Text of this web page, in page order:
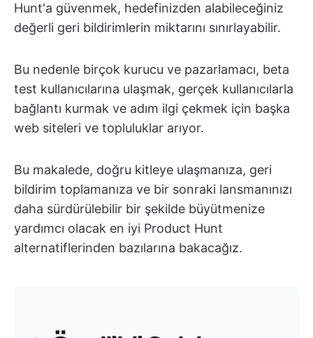
Hunt'a güvenmek, hedefinizden alabileceğiniz
değerli geri bildirimlerin miktarını sınırlayabilir.
Bu nedenle birçok kurucu ve pazarlamacı, beta
test kullanıcılarına ulaşmak, gerçek kullanıcılarla
bağlantı kurmak ve adım ilgi çekmek için başka
web siteleri ve topluluklar arıyor.
Bu makalede, doğru kitleye ulaşmanıza, geri
bildirim toplamanıza ve bir sonraki lansmanınızı
daha sürdürülebilir bir şekilde büyütmenize
yardımcı olacak en iyi Product Hunt
alternatiflerinden bazılarına bakacağız.